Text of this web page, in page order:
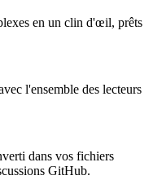
en un clin d'œil, prêts
l'ensemble des lecteurs
dans vos fichiers
GitHub.